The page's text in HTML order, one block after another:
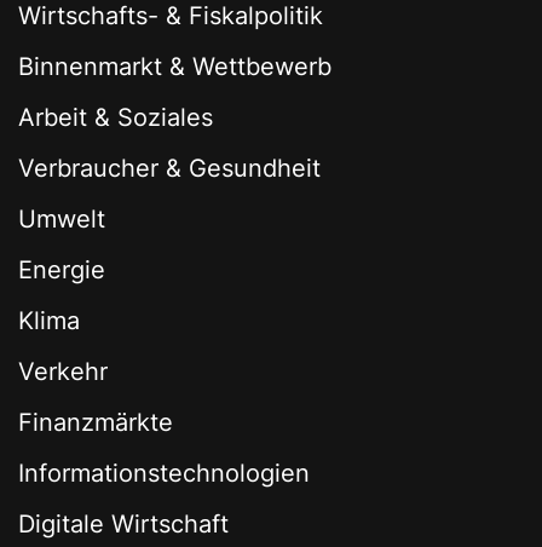
Wirtschafts- & Fiskalpolitik
Binnenmarkt & Wettbewerb
Arbeit & Soziales
Verbraucher & Gesundheit
Umwelt
Energie
Klima
Verkehr
Finanzmärkte
Informationstechnologien
Digitale Wirtschaft